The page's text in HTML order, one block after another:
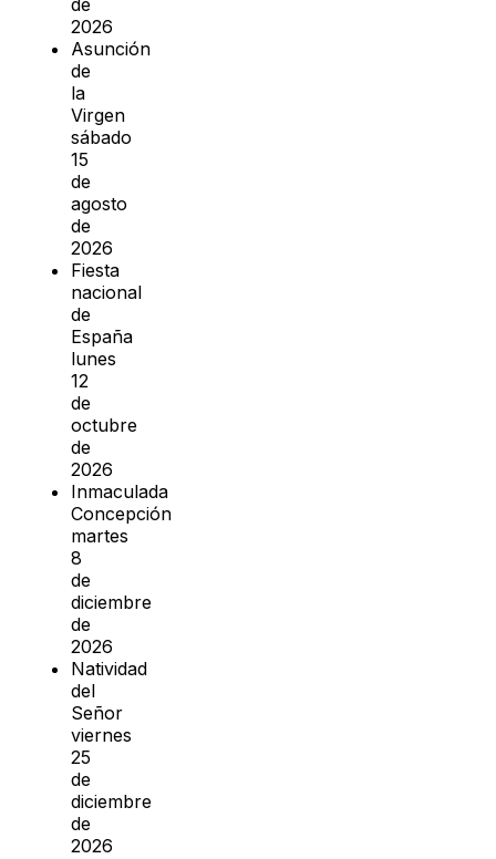
de
2026
Asunción
de
la
Virgen
sábado
15
de
agosto
de
2026
Fiesta
nacional
de
España
lunes
12
de
octubre
de
2026
Inmaculada
Concepción
martes
8
de
diciembre
de
2026
Natividad
del
Señor
viernes
25
de
diciembre
de
2026